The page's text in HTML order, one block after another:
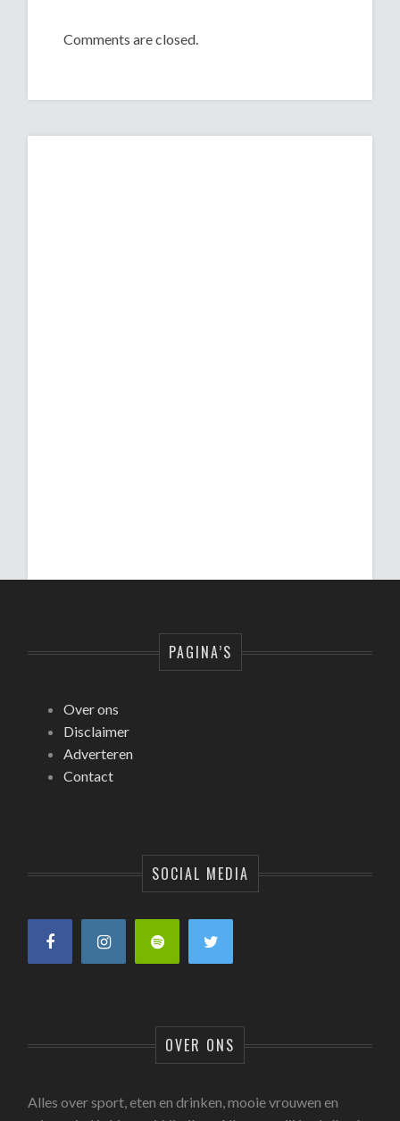
Comments are closed.
PAGINA’S
Over ons
Disclaimer
Adverteren
Contact
SOCIAL MEDIA
OVER ONS
Alles over sport, eten en drinken, mooie vrouwen en